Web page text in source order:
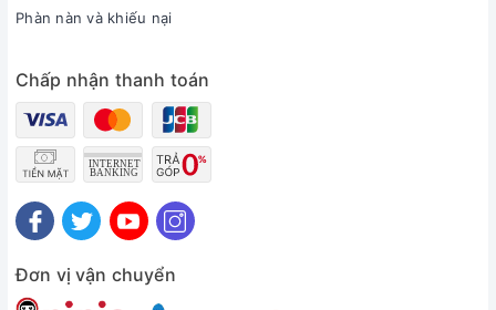
Đa dạng cổng kết nối
1x USB 3.2 Gen 2 Type-C
Phàn nàn và khiếu nại
Chấp nhận thanh toán
Đơn vị vận chuyển